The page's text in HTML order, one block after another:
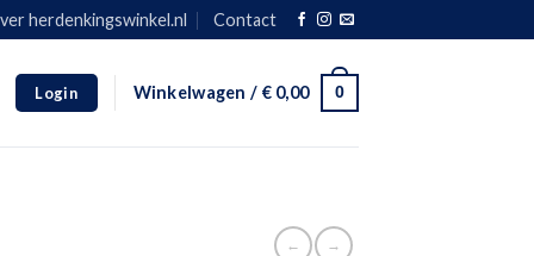
herdenkingswinkel.nl Contact
Login Winkelwagen / €0,00 0
← →